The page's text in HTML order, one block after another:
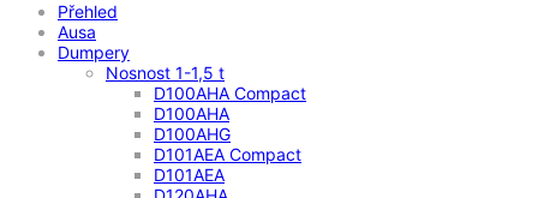
Přehled
Ausa
Dumpery
Nosnost 1-1,5 t
D100AHA Compact
D100AHA
D100AHG
D101AEA Compact
D101AEA